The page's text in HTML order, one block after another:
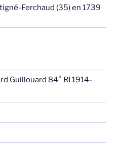
Ferchaud (35) en 1739
Guillouard 84° RI 1914-